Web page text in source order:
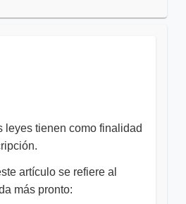
leyes tienen como finalidad
artículo se refiere al
más pronto: